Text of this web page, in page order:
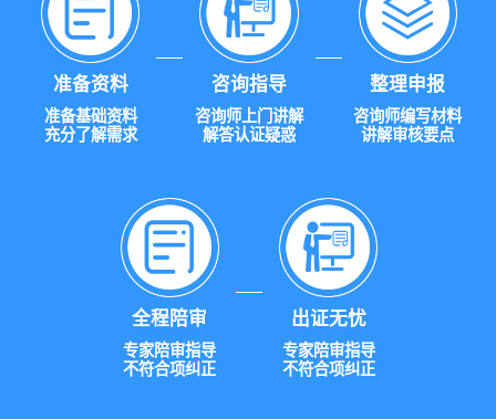
准备资料
准备基础资料
充分了解需求
咨询指导
咨询师上门讲解
解答认证疑惑
整理申报
咨询师编写材料
讲解审核要点
全程陪审
专家陪审指导
不符合项纠正
出证无忧
专家陪审指导
不符合项纠正